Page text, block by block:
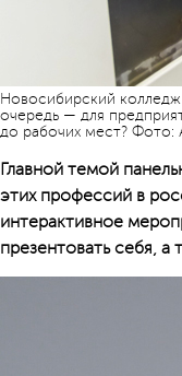
Новосибирский
очередь — для
до рабочих мест? Фото:
Главной темой
этих профессий в
интерактивное
презентовать себя, а